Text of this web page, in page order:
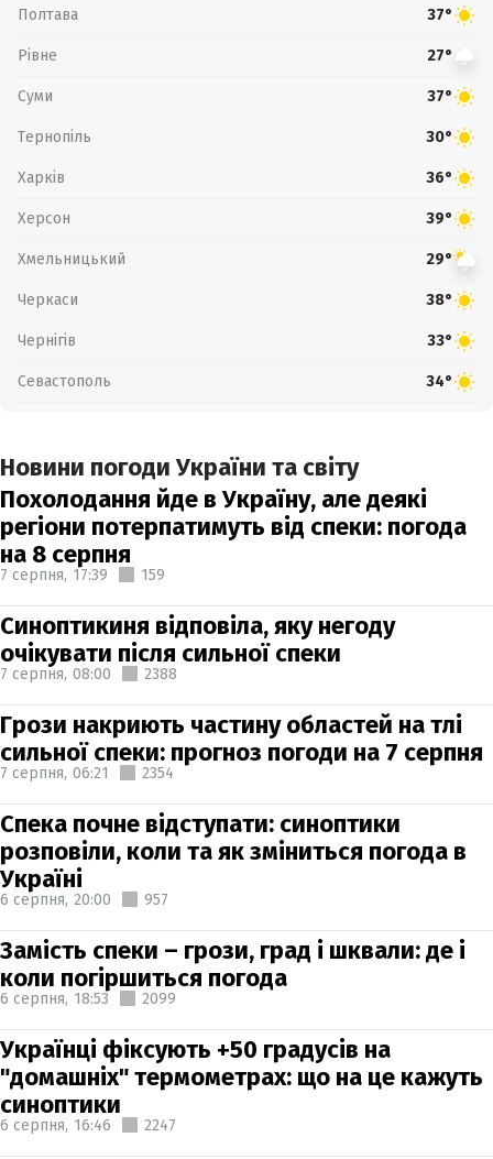
Полтава 37°
Рівне 27°
Суми 37°
Тернопіль 30°
Харків 36°
Херсон 39°
Хмельницький 29°
Черкаси 38°
Чернігів 33°
Севастополь 34°
Новини погоди України та світу
Похолодання йде в Україну, але деякі
регіони потерпатимуть від спеки: погода
на 8 серпня
7 серпня, 17:39 159
Синоптикиня відповіла, яку негоду
очікувати після сильної спеки
7 серпня, 08:00 2388
Грози накриють частину областей на тлі
сильної спеки: прогноз погоди на 7 серпня
7 серпня, 06:21 2354
Спека почне відступати: синоптики
розповіли, коли та як зміниться погода в
Україні
6 серпня, 20:00 957
Замість спеки – грози, град і шквали: де і
коли погіршиться погода
6 серпня, 18:53 2099
Українці фіксують +50 градусів на
"домашніх" термометрах: що на це кажуть
синоптики
6 серпня, 16:46 2247